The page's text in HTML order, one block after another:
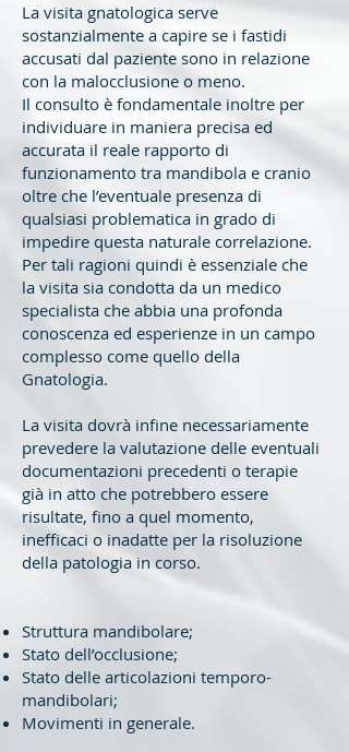
La visita gnatologica serve
sostanzialmente a capire se i fastidi
accusati dal paziente sono in relazione
con la malocclusione o meno.
Il consulto è fondamentale inoltre per
individuare in maniera precisa ed
accurata il reale rapporto di
funzionamento tra mandibola e cranio
oltre che l’eventuale presenza di
qualsiasi problematica in grado di
impedire questa naturale correlazione.
Per tali ragioni quindi è essenziale che
la visita sia condotta da un medico
specialista che abbia una profonda
conoscenza ed esperienze in un campo
complesso come quello della
Gnatologia.
La visita dovrà infine necessariamente
prevedere la valutazione delle eventuali
documentazioni precedenti o terapie
già in atto che potrebbero essere
risultate, fino a quel momento,
inefficaci o inadatte per la risoluzione
della patologia in corso.
Struttura mandibolare;
Stato dell’occlusione;
Stato delle articolazioni temporo-
mandibolari;
Movimenti in generale.